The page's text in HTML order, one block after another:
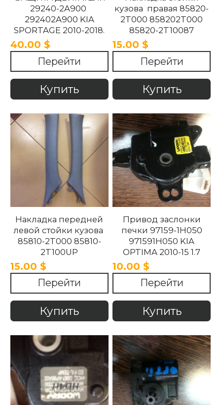
29240-2A900
292402A900 KIA
SPORTAGE 2010-2018.
40.00 $
Перейти
Купить
кузова правая 85820-
2T000 858202T000
85820-2T10087
858202T10087 85820-
2T100UP
858202T100UP Kia
Optima 2010 -2015
15.00 $
Перейти
Купить
Накладка передней
левой стойки кузова
85810-2T000 85810-
2T100UP
858102T100UP
858102T000 Kia
Optima 2010 -2015.
15.00 $
Перейти
Купить
Привод заслонки
печки 97159-1H050
971591H050 KIA
OPTIMA 2010-15 1.7
10.00 $
Перейти
Купить